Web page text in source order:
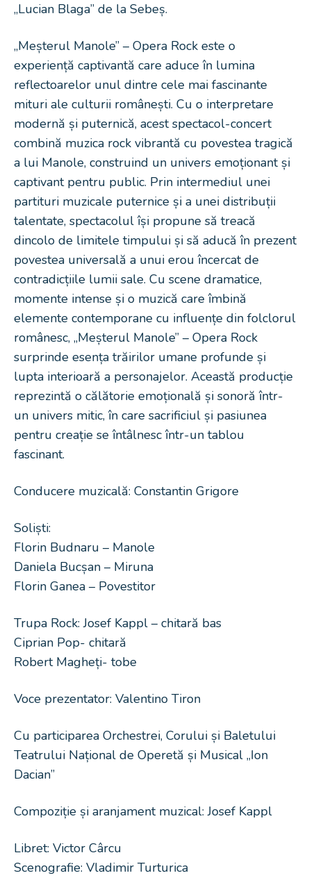
„Lucian Blaga” de la Sebeș.
„Meșterul Manole” – Opera Rock este o
experiență captivantă care aduce în lumina
reflectoarelor unul dintre cele mai fascinante
mituri ale culturii românești. Cu o interpretare
modernă și puternică, acest spectacol-concert
combină muzica rock vibrantă cu povestea tragică
a lui Manole, construind un univers emoționant și
captivant pentru public. Prin intermediul unei
partituri muzicale puternice și a unei distribuții
talentate, spectacolul își propune să treacă
dincolo de limitele timpului și să aducă în prezent
povestea universală a unui erou încercat de
contradicțiile lumii sale. Cu scene dramatice,
momente intense și o muzică care îmbină
elemente contemporane cu influențe din folclorul
românesc, „Meșterul Manole” – Opera Rock
surprinde esența trăirilor umane profunde și
lupta interioară a personajelor. Această producție
reprezintă o călătorie emoțională și sonoră într-
un univers mitic, în care sacrificiul și pasiunea
pentru creație se întâlnesc într-un tablou
fascinant.
Conducere muzicală: Constantin Grigore
Soliști:
Florin Budnaru – Manole
Daniela Bucșan – Miruna
Florin Ganea – Povestitor
Trupa Rock: Josef Kappl – chitară bas
Ciprian Pop- chitară
Robert Magheți- tobe
Voce prezentator: Valentino Tiron
Cu participarea Orchestrei, Corului și Baletului
Teatrului Național de Operetă și Musical „Ion
Dacian”
Compoziție și aranjament muzical: Josef Kappl
Libret: Victor Cârcu
Scenografie: Vladimir Turturica